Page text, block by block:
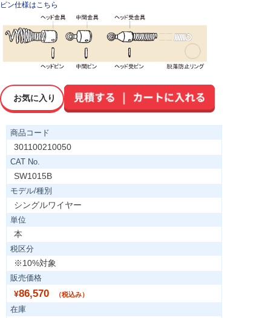
ピン仕様はこちら
お気に入り
商品コード
301100210050
CAT No.
SW1015B
モデル/種別
シングルワイヤー
単位
本
税区分
※10%対象
販売価格
¥86,570 （税込み）
在庫